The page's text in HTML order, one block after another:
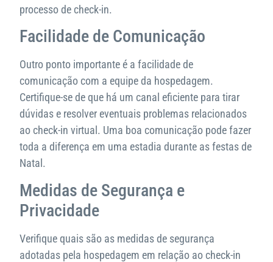
processo de check-in.
Facilidade de Comunicação
Outro ponto importante é a facilidade de
comunicação com a equipe da hospedagem.
Certifique-se de que há um canal eficiente para tirar
dúvidas e resolver eventuais problemas relacionados
ao check-in virtual. Uma boa comunicação pode fazer
toda a diferença em uma estadia durante as festas de
Natal.
Medidas de Segurança e
Privacidade
Verifique quais são as medidas de segurança
adotadas pela hospedagem em relação ao check-in